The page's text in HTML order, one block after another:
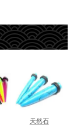
天然石